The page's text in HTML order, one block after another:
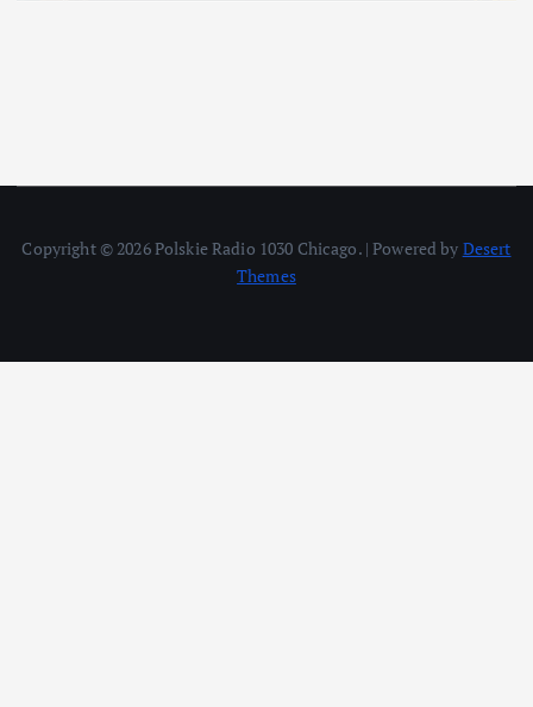
Copyright © 2026 Polskie Radio 1030 Chicago. | Powered by Desert
Themes